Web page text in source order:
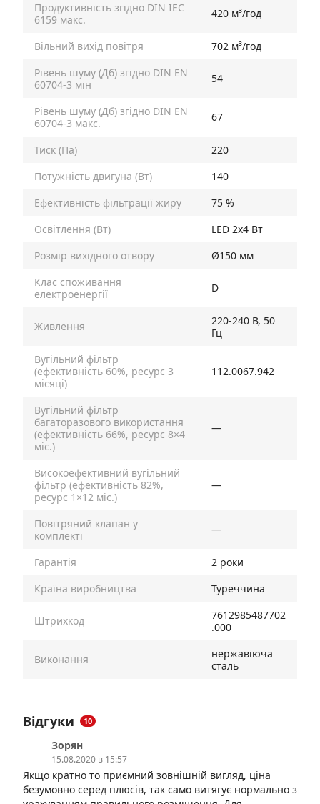
Продуктивність згідно DIN IEC
6159 макс.
420 м³/год
Вільний вихід повітря
702 м³/год
Рівень шуму (Дб) згідно DIN EN
60704-3 мін
54
Рівень шуму (Дб) згідно DIN EN
60704-3 макс.
67
Тиск (Па)
220
Потужність двигуна (Вт)
140
Ефективність фільтрації жиру
75 %
Освітлення (Вт)
LED 2х4 Вт
Розмір вихідного отвору
Ø150 мм
Клас споживання
електроенергії
D
Живлення
220-240 В, 50
Гц
Вугільний фільтр
(ефективність 60%, ресурс 3
місяці)
112.0067.942
Вугільний фільтр
багаторазового використання
(ефективність 66%, ресурс 8×4
міс.)
—
Високоефективний вугільний
фільтр (ефективність 82%,
ресурс 1×12 міс.)
—
Повітряний клапан у
комплекті
—
Гарантія
2 роки
Країна виробництва
Туреччина
Штрихкод
7612985487702
.000
Виконання
нержавіюча
сталь
Відгуки 10
Зорян
15.08.2020 в 15:57
Якщо кратно то приємний зовнішній вигляд, ціна
безумовно серед плюсів, так само витягує нормально з